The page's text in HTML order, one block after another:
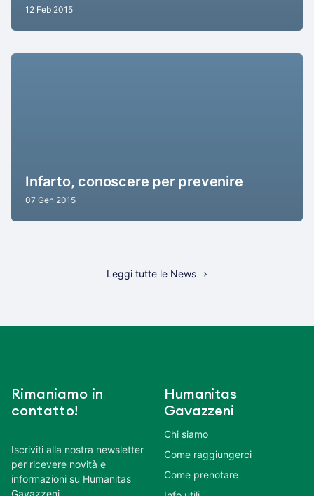
12 Feb 2015
Infarto, conoscere per prevenire
07 Gen 2015
Leggi tutte le News
Rimaniamo in
contatto!
Iscriviti alla nostra newsletter
per ricevere novità e
informazioni su Humanitas
Gavazzeni.
Humanitas
Gavazzeni
Chi siamo
Come raggiungerci
Come prenotare